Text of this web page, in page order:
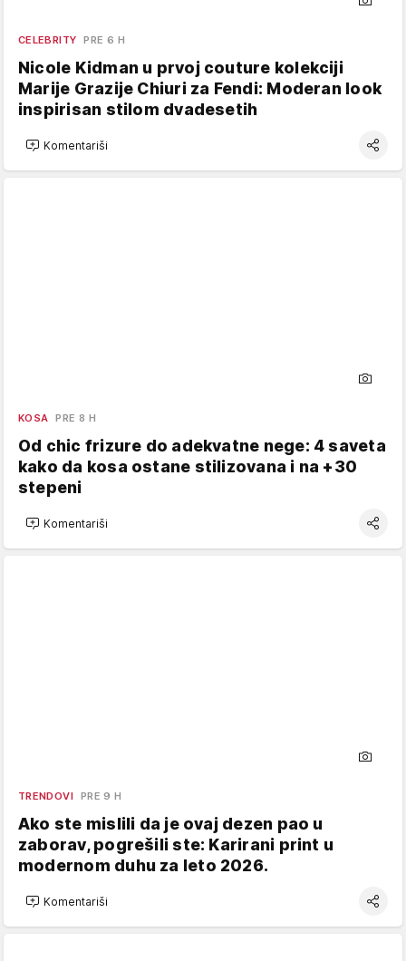
CELEBRITY PRE 6 H
Nicole Kidman u prvoj couture kolekciji
Marije Grazije Chiuri za Fendi: Moderan look
inspirisan stilom dvadesetih
Komentariši
KOSA PRE 8 H
Od chic frizure do adekvatne nege: 4 saveta
kako da kosa ostane stilizovana i na +30
stepeni
Komentariši
TRENDOVI PRE 9 H
Ako ste mislili da je ovaj dezen pao u
zaborav, pogrešili ste: Karirani print u
modernom duhu za leto 2026.
Komentariši